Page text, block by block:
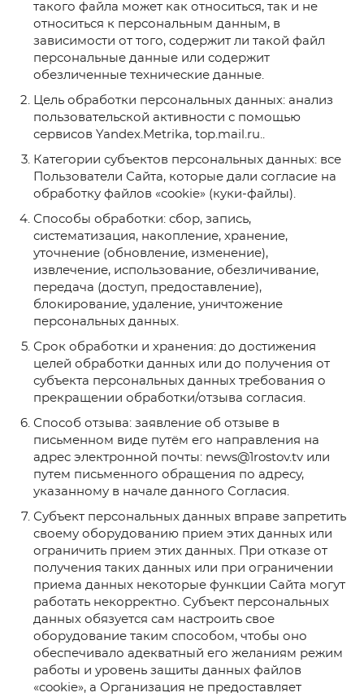
такого файла может как относиться, так и не
относиться к персональным данным, в
зависимости от того, содержит ли такой файл
персональные данные или содержит
обезличенные технические данные.
Цель обработки персональных данных: анализ
пользовательской активности с помощью
сервисов Yandex.Metrika, top.mail.ru..
Категории субъектов персональных данных: все
Пользователи Сайта, которые дали согласие на
обработку файлов «cookie» (куки-файлы).
Способы обработки: сбор, запись,
систематизация, накопление, хранение,
уточнение (обновление, изменение),
извлечение, использование, обезличивание,
передача (доступ, предоставление),
блокирование, удаление, уничтожение
персональных данных.
Срок обработки и хранения: до достижения
целей обработки данных или до получения от
субъекта персональных данных требования о
прекращении обработки/отзыва согласия.
Способ отзыва: заявление об отзыве в
письменном виде путём его направления на
адрес электронной почты: news@1rostov.tv или
путем письменного обращения по адресу,
указанному в начале данного Согласия.
Субъект персональных данных вправе запретить
своему оборудованию прием этих данных или
ограничить прием этих данных. При отказе от
получения таких данных или при ограничении
приема данных некоторые функции Сайта могут
работать некорректно. Субъект персональных
данных обязуется сам настроить свое
оборудование таким способом, чтобы оно
обеспечивало адекватный его желаниям режим
работы и уровень защиты данных файлов
«cookie», а Организация не предоставляет